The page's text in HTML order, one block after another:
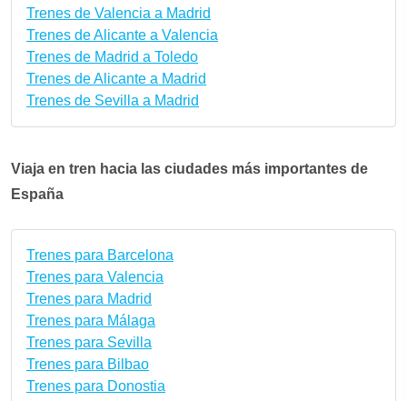
Trenes de Valencia a Madrid
Trenes de Alicante a Valencia
Trenes de Madrid a Toledo
Trenes de Alicante a Madrid
Trenes de Sevilla a Madrid
Viaja en tren hacia las ciudades más importantes de
España
Trenes para Barcelona
Trenes para Valencia
Trenes para Madrid
Trenes para Málaga
Trenes para Sevilla
Trenes para Bilbao
Trenes para Donostia